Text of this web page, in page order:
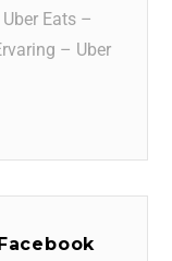
Eats –
– Uber